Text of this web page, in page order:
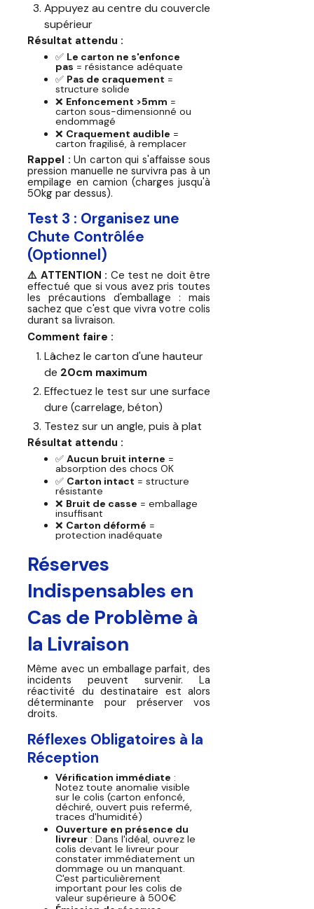
Appuyez au centre du couvercle
supérieur
Résultat attendu :
✅ Le carton ne s'enfonce
pas = résistance adéquate
✅ Pas de craquement =
structure solide
❌ Enfoncement >5mm =
carton sous-dimensionné ou
endommagé
❌ Craquement audible =
carton fragilisé, à remplacer
Rappel : Un carton qui s'affaisse sous
pression manuelle ne survivra pas à un
empilage en camion (charges jusqu'à
50kg par dessus).
Test 3 : Organisez une
Chute Contrôlée
(Optionnel)
⚠️ ATTENTION : Ce test ne doit être
effectué que si vous avez pris toutes
les précautions d'emballage : mais
sachez que c'est que vivra votre colis
durant sa livraison.
Comment faire :
Lâchez le carton d'une hauteur
de 20cm maximum
Effectuez le test sur une surface
dure (carrelage, béton)
Testez sur un angle, puis à plat
Résultat attendu :
✅ Aucun bruit interne =
absorption des chocs OK
✅ Carton intact = structure
résistante
❌ Bruit de casse = emballage
insuffisant
❌ Carton déformé =
protection inadéquate
Réserves
Indispensables en
Cas de Problème à
la Livraison
Même avec un emballage parfait, des
incidents peuvent survenir. La
réactivité du destinataire est alors
déterminante pour préserver vos
droits.
Réflexes Obligatoires à la
Réception
Vérification immédiate :
Notez toute anomalie visible
sur le colis (carton enfoncé,
déchiré, ouvert puis refermé,
traces d'humidité)
Ouverture en présence du
livreur: Dans l'idéal, ouvrez le
colis devant le livreur pour
constater immédiatement un
dommage ou un manquant.
C'est particulièrement
important pour les colis de
valeur supérieure à 500€